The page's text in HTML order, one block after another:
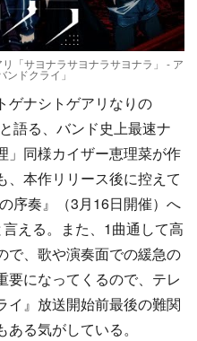
「サヨナラサヨナラサヨナラ」 - ア
ンドクライ」
ゲナシトゲアリなりの
語る、バンド史上最速ナ
」同様カイザー恵理菜が作
、本作リリース後に控えて
序奏』（3月16日開催）へ
える。また、1曲通して高
で、歌や演奏面での緩急の
要になってくるので、テレ
イ』放送開始前最後の難関
る気がしている。